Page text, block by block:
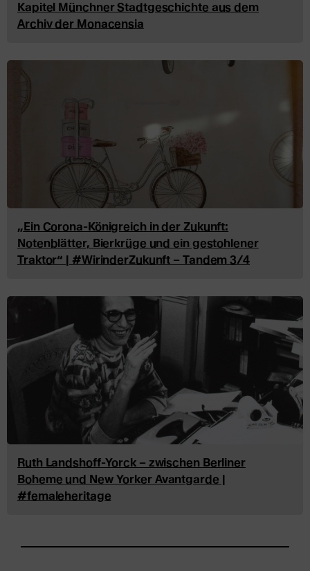
Kapitel Münchner Stadtgeschichte aus dem
Archiv der Monacensia
„Ein Corona-Königreich in der Zukunft:
Notenblätter, Bierkrüge und ein gestohlener
Traktor“ | #WirinderZukunft – Tandem 3/4
Ruth Landshoff-Yorck – zwischen Berliner
Boheme und New Yorker Avantgarde |
#femaleheritage